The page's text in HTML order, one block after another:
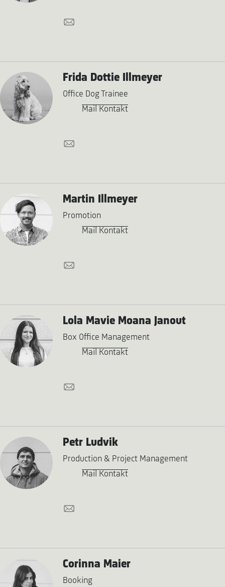
Frida Dottie Illmeyer
Office Dog Trainee
Mail Kontakt
Martin Illmeyer
Promotion
Mail Kontakt
Lola Mavie Moana Janout
Box Office Management
Mail Kontakt
Petr Ludvik
Production & Project Management
Mail Kontakt
Corinna Maier
Booking